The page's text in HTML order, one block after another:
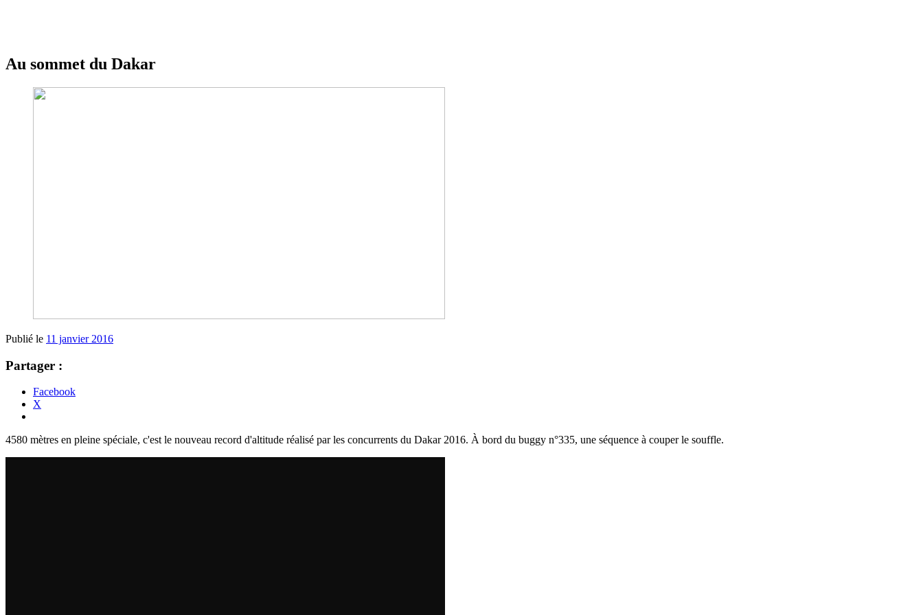
Au sommet du Dakar
Publié le 11 janvier 2016
Partager :
Facebook
X
4580 mètres en pleine spéciale, c'est le nouveau record d'altitude réalisé par les concurrents du Dakar 2016. À bord du buggy n°335, une séquence à couper le souffle.